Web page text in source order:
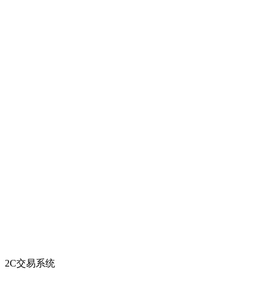
2C交易系统